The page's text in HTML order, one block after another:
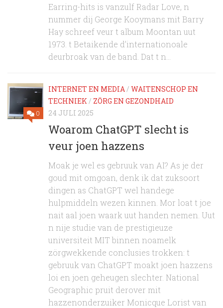
Earring-hits is vanzulf Radar Love, n
nummer dij George Kooymans mit Barry
Hay schreef veur t album Moontan uut
1973. t Betaikende d’internationoale
deurbroak van de band. Dat t n...
0
INTERNET EN MEDIA / WAITENSCHOP EN
TECHNIEK / ZÖRG EN GEZONDHAID
24 JULI 2025
Woarom ChatGPT slecht is
veur joen hazzens
Moak je wel es gebruuk van AI? As je der
goud mit omgoan, denk ik dat zuksoort
dingen as ChatGPT wel handege
hulpmiddeln wezen kinnen. Mor loat t joe
nait aal joen waark uut handen nemen. Uut
n nije studie van de prestigieuze
universiteit MIT binnen noamelk
zörgwekkende conclusies trokken: t
gebruuk van ChatGPT moakt joen hazzens
loi en joen geheugen slechter. National
Geographic pruit derover mit
hazzenonderzuiker Monicque Lorist van